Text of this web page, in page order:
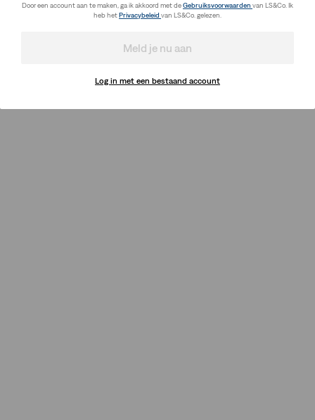
Door een account aan te maken, ga ik akkoord met deGebruiksvoorwaarden van LS&Co. Ik
heb hetPrivacybeleid van LS&Co. gelezen.
Meld je nu aan
Log in met een bestaand account